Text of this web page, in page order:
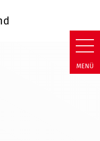
Soest |
MENÜ